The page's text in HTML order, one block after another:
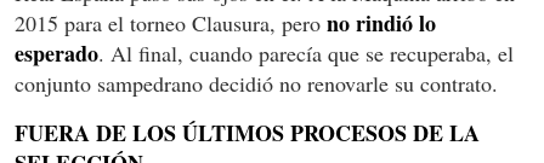
2015 para el torneo Clausura, pero no rindió lo
esperado. Al final, cuando parecía que se recuperaba, el
conjunto sampedrano decidió no renovarle su contrato.
FUERA DE LOS ÚLTIMOS PROCESOS DE LA